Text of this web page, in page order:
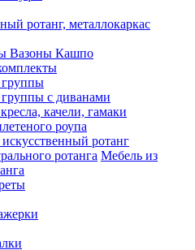
ротанг, металлокаркас
Вазоны Кашпо
с диванами
качели, гамаки
роупа
ротанг
Мебель из